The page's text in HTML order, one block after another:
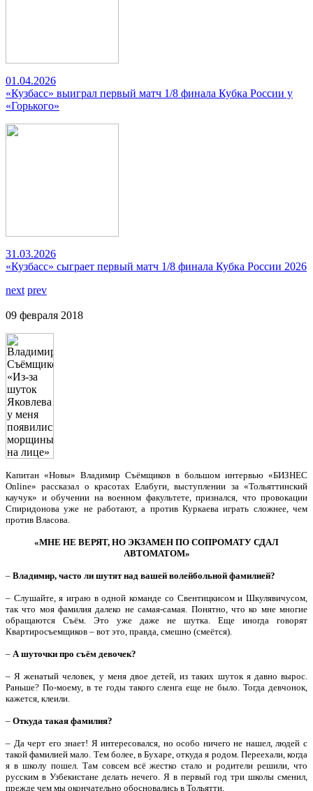
01.04.2026
«Кузбасс» выиграл первый матч 1/8 финала Кубка России у
«Горького»
31.03.2026
«Кузбасс» сыграет первый матч 1/8 финала Кубка России 2026
next prev
09 февраля 2018
Капитан «Новы» Владимир Съёмщиков в большом интервью «БИЗНЕС
Online» рассказал о красотах Елабуги, выступлении за «Тольяттинский
каучук» и обучении на военном факультете, признался, что провокации
Спиридонова уже не работают, а против Куркаева играть сложнее, чем
против Власова.
«МНЕ НЕ ВЕРЯТ, НО ЭКЗАМЕН ПО СОПРОМАТУ СДАЛ
АВТОМАТОМ»
– Владимир, часто ли шутят над вашей волейбольной фамилией?
– Слушайте, я играю в одной команде со Свентицкисом и Шкулявичусом,
так что моя фамилия далеко не самая-самая. Понятно, что ко мне многие
обращаются Съём. Это уже даже не шутка. Еще иногда говорят
Квартиросъемщиков – вот это, правда, смешно (смеётся).
– А шуточки про съём девочек?
– Я женатый человек, у меня двое детей, из таких шуток я давно вырос.
Раньше? По-моему, в те годы такого сленга еще не было. Тогда девчонок,
кажется, клеили.
– Откуда такая фамилия?
– Да черт его знает! Я интересовался, но особо ничего не нашел, людей с
такой фамилией мало. Тем более, в Бухаре, откуда я родом. Переехали, когда
я в школу пошел. Там совсем всё жестко стало и родители решили, что
русским в Узбекистане делать нечего. Я в первый год три школы сменил,
прежде чем мы окончательно обосновались в Тольятти.